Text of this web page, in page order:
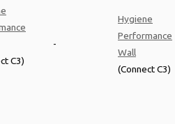
C3)
-
Hygiene
Performance
Wall
(Connect C3)